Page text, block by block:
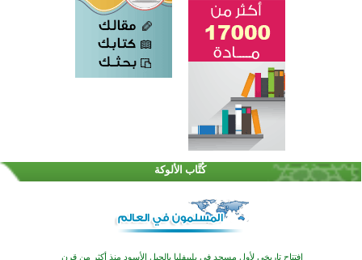
كُتَّاب الألوكة
اختتام الدورة التاسعة لمسابقة حفظ وتلاوة القرآن الكريم في أزناكاييف
تيسليتش تختتم برنامجا تعليميا لتعزيز القيم وبناء الشخصية للشباب المسلمين
اختتام منافسات قرآنية متميزة في بنغلاديش بمشاركة 3000 متسابق